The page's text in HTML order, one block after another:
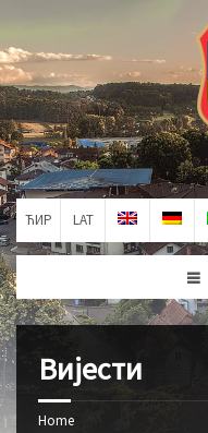
ЋИР LAT
Вијести
Home